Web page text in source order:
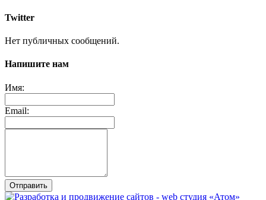
Twitter
Нет публичных сообщений.
Напишите нам
Имя:
Email:
Отправить